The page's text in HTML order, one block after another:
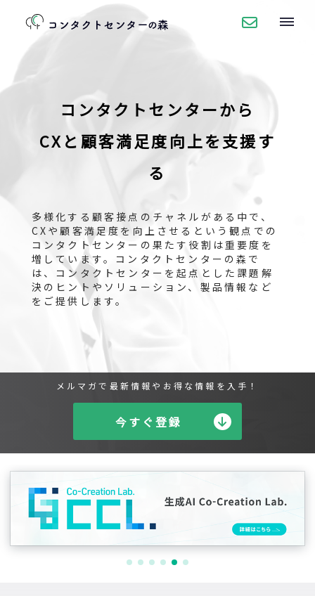
コンタクトセンターから
CXと顧客満足度向上を支援す
る
多様化する顧客接点のチャネルがある中で、
CXや顧客満足度を向上させるという観点での
コンタクトセンターの果たす役割は重要度を
増しています。コンタクトセンターの森で
は、コンタクトセンターを起点とした課題解
決のヒントやソリューション、製品情報など
をご提供します。
メルマガで最新情報やお得な情報を入手！
今すぐ登録